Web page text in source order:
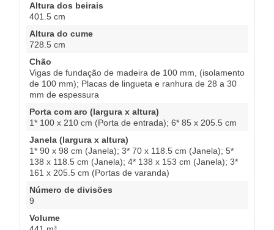
Altura dos beirais
401.5 cm
Altura do cume
728.5 cm
Chão
Vigas de fundação de madeira de 100 mm, (isolamento
de 100 mm); Placas de lingueta e ranhura de 28 a 30
mm de espessura
Porta com aro (largura x altura)
1* 100 x 210 cm (Porta de entrada); 6* 85 x 205.5 cm
Janela (largura x altura)
1* 90 x 98 cm (Janela); 3* 70 x 118.5 cm (Janela); 5*
138 x 118.5 cm (Janela); 4* 138 x 153 cm (Janela); 3*
161 x 205.5 cm (Portas de varanda)
Número de divisões
9
Volume